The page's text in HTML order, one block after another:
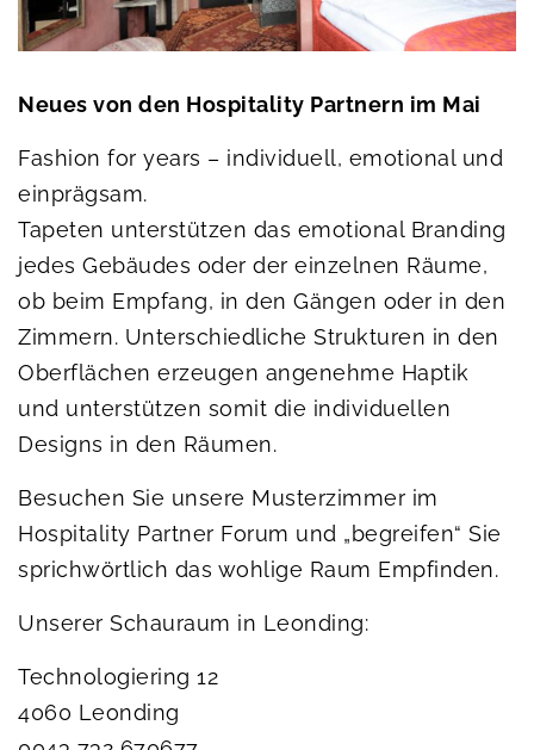
Neues von den Hospitality Partnern im Mai
Fashion for years – individuell, emotional und
einprägsam.
Tapeten unterstützen das emotional Branding
jedes Gebäudes oder der einzelnen Räume,
ob beim Empfang, in den Gängen oder in den
Zimmern. Unterschiedliche Strukturen in den
Oberflächen erzeugen angenehme Haptik
und unterstützen somit die individuellen
Designs in den Räumen.
Besuchen Sie unsere Musterzimmer im
Hospitality Partner Forum und „begreifen“ Sie
sprichwörtlich das wohlige Raum Empfinden.
Unserer Schauraum in Leonding:
Technologiering 12
4060 Leonding